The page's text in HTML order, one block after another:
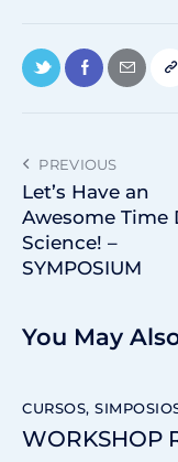
PREVIOUS
Let’s Have an
Awesome Time
Science! –
SYMPOSIUM
You May
CURSOS,
WORKSHOP